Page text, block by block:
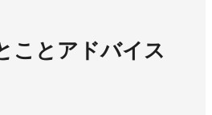
ことアドバイス